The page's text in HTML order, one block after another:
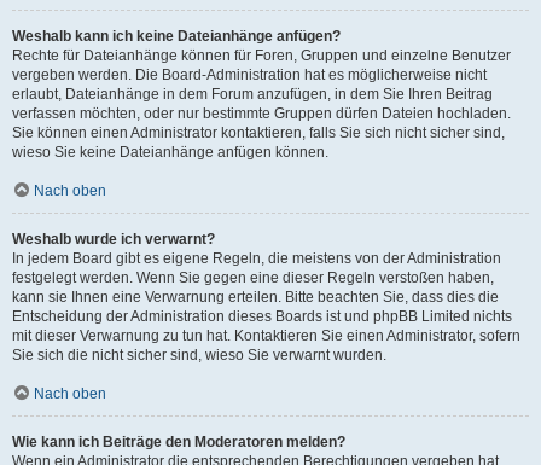
Weshalb kann ich keine Dateianhänge anfügen?
Rechte für Dateianhänge können für Foren, Gruppen und einzelne Benutzer
vergeben werden. Die Board-Administration hat es möglicherweise nicht
erlaubt, Dateianhänge in dem Forum anzufügen, in dem Sie Ihren Beitrag
verfassen möchten, oder nur bestimmte Gruppen dürfen Dateien hochladen.
Sie können einen Administrator kontaktieren, falls Sie sich nicht sicher sind,
wieso Sie keine Dateianhänge anfügen können.
Nach oben
Weshalb wurde ich verwarnt?
In jedem Board gibt es eigene Regeln, die meistens von der Administration
festgelegt werden. Wenn Sie gegen eine dieser Regeln verstoßen haben,
kann sie Ihnen eine Verwarnung erteilen. Bitte beachten Sie, dass dies die
Entscheidung der Administration dieses Boards ist und phpBB Limited nichts
mit dieser Verwarnung zu tun hat. Kontaktieren Sie einen Administrator, sofern
Sie sich die nicht sicher sind, wieso Sie verwarnt wurden.
Nach oben
Wie kann ich Beiträge den Moderatoren melden?
Wenn ein Administrator die entsprechenden Berechtigungen vergeben hat,